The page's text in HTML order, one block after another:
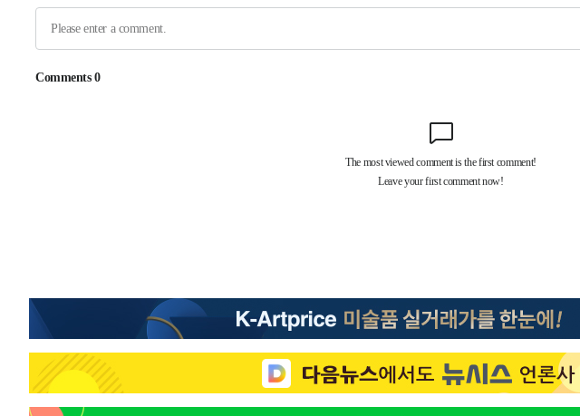
2시간 전 >"여기 떨어졌다"…다누리, 스페이스X 로켓 달 충돌 흔적 포착
3시간 전 >손흥민, 5경기 연속골 실패…LAFC는 승부차기 끝 과달라하라 격파
-18232초 전 >
축구협회, 15년 전 심판 성 접대 파문에 "현재는 내부 지침 준수"
경찰, '홍명보는 2순위' 결론냈던 스포츠윤리센터도 압수수색
[속보]합참 "北 발사체는 단거리탄도미사일…감시·경계태세 강화"
38분 전 >
[속보]7~9일 프로야구 3연전도 폭염 취소…11일 재개
44분 전 >"韓 외환시장 개입 관측 배경엔 美의 대한국 무역적자 있어"
47분 전 >'월드컵 탈락 후폭풍' 축구협회…초유의 압수수색에 '충격·당황'
49분 전 >서울 낮 37.9도, 올여름 최고치 경신…영등포 순간 '40도'